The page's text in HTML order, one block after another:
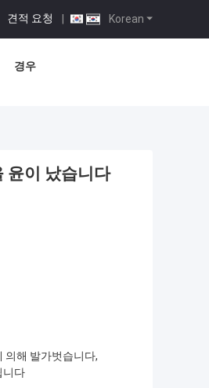
Korean
견적 요청 |
경우
윤이 났습니다
의해 발가벗습니다,
니다